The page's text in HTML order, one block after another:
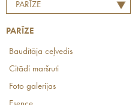
PARĪZE
PARĪZE
Baudītāja ceļvedis
Citādi maršruti
Foto galerijas